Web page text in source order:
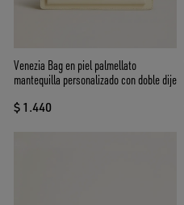
Venezia Bag en piel palmellato
mantequilla personalizado con doble dije
$ 1.440